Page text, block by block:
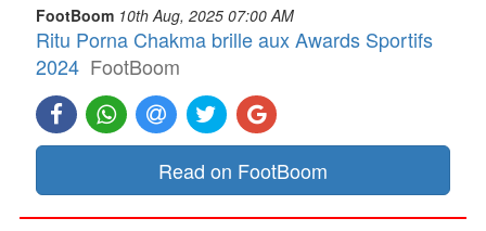
FootBoom 10th Aug, 2025 07:00 AM
Ritu Porna Chakma brille aux Awards Sportifs
2024 FootBoom
Read on FootBoom